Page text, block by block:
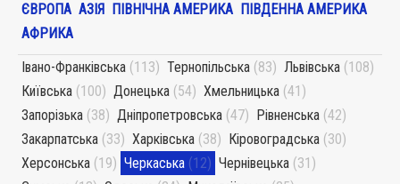
ЄВРОПА АЗІЯ ПІВНІЧНА АМЕРИКА ПІВДЕННА АМЕРИКА
АФРИКА
Івано-Франківська (113) Тернопільська (83) Львівська (108)
Київська (100) Донецька (54) Хмельницька (41)
Запорізька (38) Дніпропетровська (47) Рівненська (42)
Закарпатська (33) Харківська (38) Кіровоградська (30)
Херсонська (19) Черкаська (12) Чернівецька (31)